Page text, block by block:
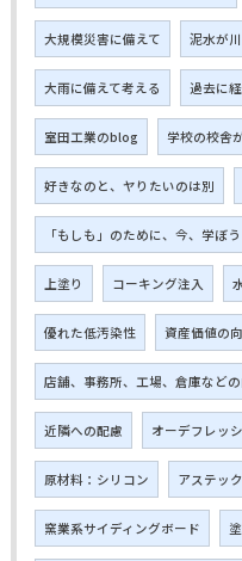
大規模災害に備えて 泥水が
大雨に備えて考える 過去に
室田工業のblog 学校の校舎
好きなのと、ヤりたいのは別
「もしも」のために、今、学ぼう
上塗り コーキング注入
優れた低汚染性 資産価値の
店舗、事務所、工場、倉庫など
近隣への配慮 オーデフレッ
原材料：シリコン アステッ
窯業系サイディングボード